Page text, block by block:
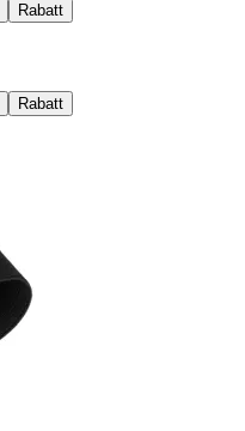
Rabatt
Rabatt